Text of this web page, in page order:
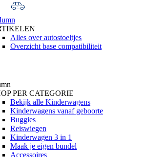
Alles over autostoeltjes
Overzicht base compatibiliteit
PER CATEGORIE
Bekijk alle Kinderwagens
Kinderwagens vanaf geboorte
Buggies
Reiswiegen
Kinderwagen 3 in 1
Maak je eigen bundel
Accessoires